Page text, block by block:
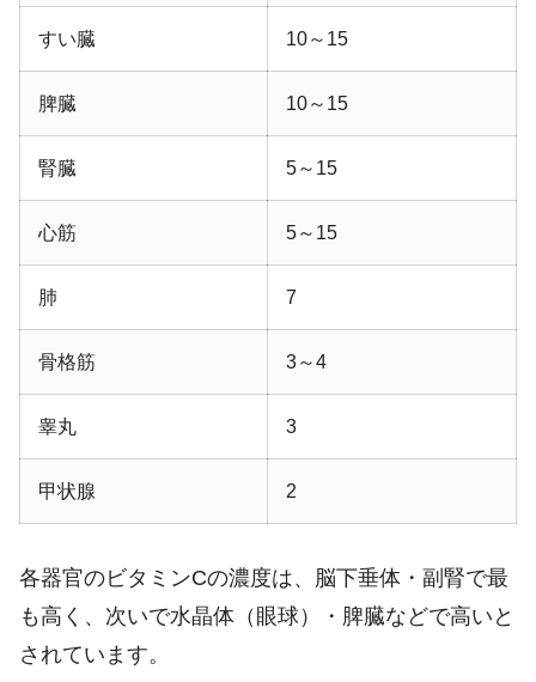
すい臓 10～15
脾臓 10～15
腎臓 5～15
心筋 5～15
肺 7
骨格筋 3～4
睾丸 3
甲状腺 2
各器官のビタミンCの濃度は、脳下垂体・副腎で最
も高く、次いで水晶体（眼球）・脾臓などで高いと
されています。